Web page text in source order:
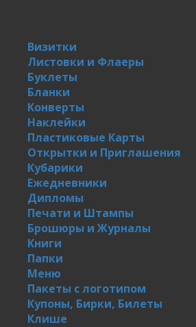
Визитки
Листовки и Флаеры
Буклеты
Бланки
Конверты
Наклейки
Пластиковые Карты
Открытки и Приглашения
Кубарики
Ежедневники
Дипломы
Печати и Штампы
Брошюры и Журналы
Книги
Папки
Меню
Пакеты с логотипом
Купоны, Бирки, Билеты
Клише